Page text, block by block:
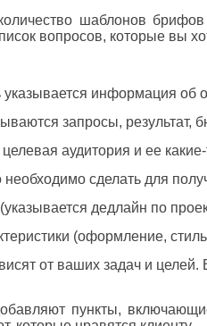
шаблонов
вопросов, которые вы
информация об
запросы, результат,
аудитория и ее
необходимо сделать для
дедлайн по
(оформление,
от ваших задач и
пункты,